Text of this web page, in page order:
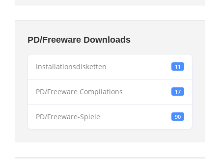
PD/Freeware Downloads
Installationsdisketten 11
PD/Freeware Compilations 17
PD/Freeware-Spiele 90